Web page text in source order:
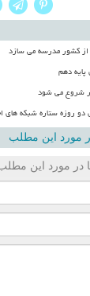
از کشور مدرسه می سازد
دهم
شروع می شود
دو روزه ستاره شبکه های
مورد این مطلب
در مورد این